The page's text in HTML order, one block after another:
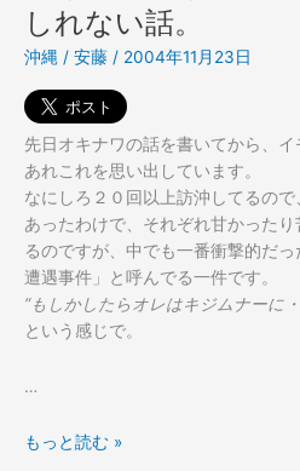
と
い
と
こ
ろ
か
ら
沖
縄
真・
っ
た、
い
と
こ
ろ
か
ら
沖
縄
話
（珍
く
しれない話。
沖縄 / 安藤 / 2004年11月23日
先日オキナワの話を書いてから、
あれこれを思い出しています。
なにしろ２０回以上訪沖してるの
あったわけで、それぞれ甘かった
るのですが、中でも一番衝撃的だ
遭遇事件」と呼んでる一件です。
“もしかしたらオレはキジムナーに
という感じで。
…
オ
もっと読む »